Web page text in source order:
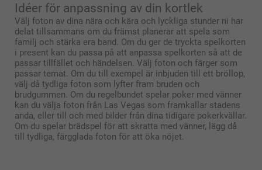
Idéer för anpassning av din kortlek
Välj foton av dina nära och kära och lyckliga stunder ni har
delat tillsammans om du främst planerar att spela som
familj och stärka era band. Om du ger de tryckta spelkorten
i present kan du passa på att anpassa spelkorten så att de
passar tillfället och händelsen. Välj foton och färger som
passar temat. Om du till exempel är inbjuden till ett bröllop,
välj då tydliga foton som lyfter fram bruden och
brudgummen. Om du regelbundet spelar poker med vänner
kan du välja foton från Las Vegas som framkallar stadens
anda, eller till och med bilder från dina tidigare pokerkvällar.
Om du spelar brädspel för att skratta med vänner, lägg då
till tydliga, färgglada foton för att öka nöjet.